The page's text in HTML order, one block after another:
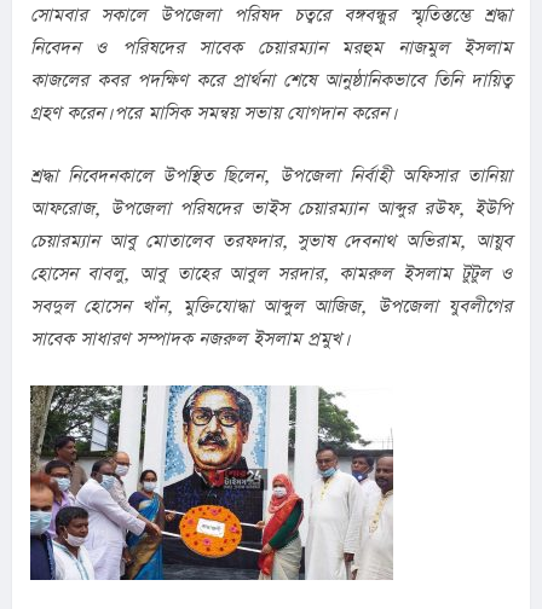
সোমবার সকালে উপজেলা পরিষদ চত্বরে বঙ্গবন্ধুর স্মৃতিস্তম্ভে শ্রদ্ধা
নিবেদন ও পরিষদের সাবেক চেয়ারম্যান মরহুম নাজমুল ইসলাম
কাজলের কবর পদক্ষিণ করে প্রার্থনা শেষে আনুষ্ঠানিকভাবে তিনি দায়িত্ব
গ্রহণ করেন। পরে মাসিক সমন্বয় সভায় যোগদান করেন।
শ্রদ্ধা নিবেদনকালে উপস্থিত ছিলেন, উপজেলা নির্বাহী অফিসার তানিয়া
আফরোজ, উপজেলা পরিষদের ভাইস চেয়ারম্যান আব্দুর রউফ, ইউপি
চেয়ারম্যান আবু মোতালেব তরফদার, সুভাষ দেবনাথ অভিরাম, আয়ুব
হোসেন বাবলু, আবু তাহের আবুল সরদার, কামরুল ইসলাম টুটুল ও
সবদুল হোসেন খাঁন, মুক্তিযোদ্ধা আব্দুল আজিজ, উপজেলা যুবলীগের
সাবেক সাধারণ সম্পাদক নজরুল ইসলাম প্রমুখ।